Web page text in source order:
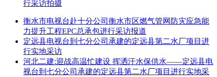
行采访拍摄
衡水市电视台赴十分公司衡水市区燃气管网防灾应急能
力提升工程EPC总承包进行采访报道
定远县电视台到七分公司承建的定远县第二水厂项目进
行实地采访
河北二建:迎战高温忙建设 挥洒汗水保供水——定远县电
视台到七分公司承建的定远县第二水厂项目进行实地采